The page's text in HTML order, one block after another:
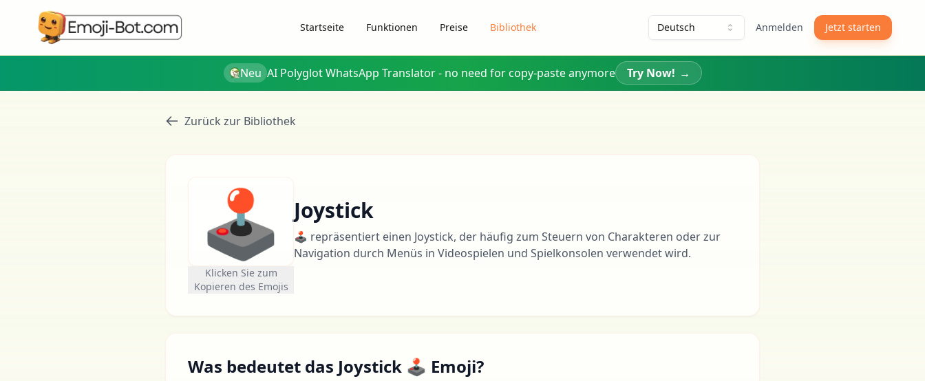
Startseite Funktionen Preise Bibliothek Deutsch Anmelden Jetzt starten
Neu AI Polyglot WhatsApp Translator - no need for copy-paste anymore Try Now! →
Zurück zur Bibliothek
🕹
Klicken Sie zum
Kopieren des Emojis
Joystick
🕹 repräsentiert einen Joystick, der häufig zum Steuern von Charakteren oder zur
Navigation durch Menüs in Videospielen und Spielkonsolen verwendet wird.
Was bedeutet das Joystick 🕹 Emoji?